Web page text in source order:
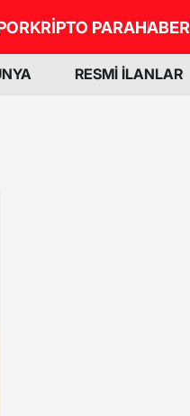
KRİPTO PARAHABER
RESMİ İLANLAR